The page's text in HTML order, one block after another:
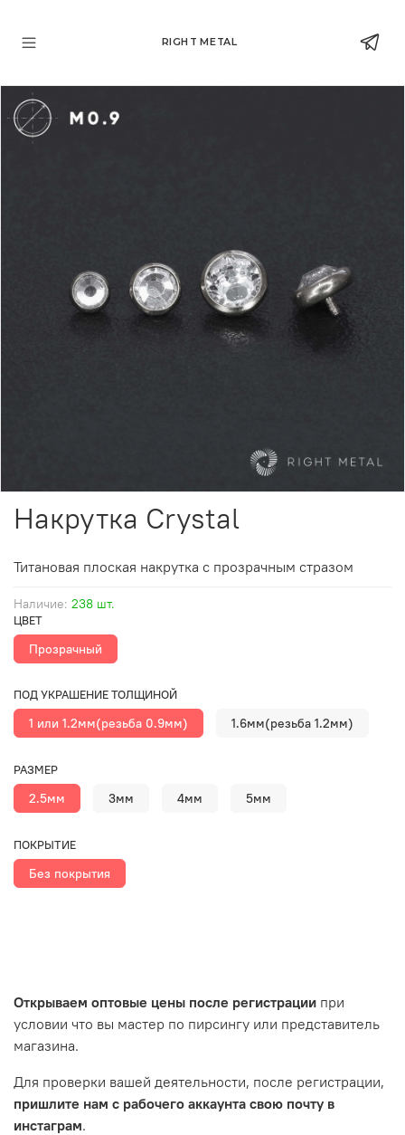
RIGHT METAL
Наличие: 238 шт.
Накрутка Crystal
ЦВЕТ
Прозрачный
ПОД УКРАШЕНИЕ ТОЛЩИНОЙ
1 или 1.2мм(резьба 0.9мм) 1.6мм(резьба 1.2мм)
РАЗМЕР
2.5мм 3мм 4мм 5мм
ПОКРЫТИЕ
Без покрытия
Титановая плоская накрутка с прозрачным стразом
Открываем оптовые цены после регистрации при
условии что вы мастер по пирсингу или представитель
магазина.
Для проверки вашей деятельности, после регистрации,
пришлите нам с рабочего аккаунта свою почту в
инстаграм.